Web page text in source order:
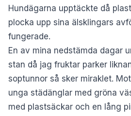
Hundägarna upptäckte då
plocka upp sina älsklingars
fungerade.
En av mina nedstämda dagar
stan då jag fruktar parker
soptunnor så sker miraklet.
unga städänglar med gröna
med plastsäckar och en lång